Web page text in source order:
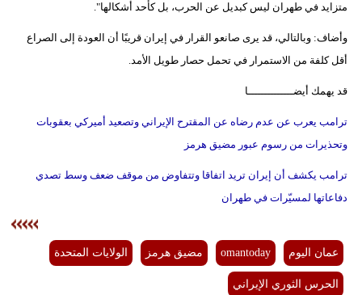
متزايد في طهران ليس كبديل عن الحرب، بل كأحد أشكالها".
وأضاف: وبالتالي، قد يرى صانعو القرار في إيران قريبًا أن العودة إلى الصراع
أقل كلفة من الاستمرار في تحمل حصار طويل الأمد.
قد يهمك أيضــــــــــــــا
ترامب يعرب عن عدم رضاه عن المقترح الإيراني وتصعيد أميركي بعقوبات
وتحذيرات من رسوم عبور مضيق هرمز
ترامب يكشف أن إيران تريد اتفاقا وتتفاوض من موقف ضعف وسط تصدي
دفاعاتها لمسيّرات في طهران
عمان اليوم omantoday مضيق هرمز الولايات المتحدة
الحرس الثوري الإيراني